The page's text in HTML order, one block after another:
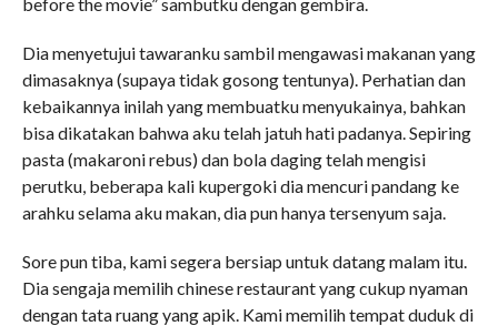
Dia menyetujui tawaranku sambil mengawasi makanan yang
dimasaknya (supaya tidak gosong tentunya). Perhatian dan
kebaikannya inilah yang membuatku menyukainya, bahkan
bisa dikatakan bahwa aku telah jatuh hati padanya. Sepiring
pasta (makaroni rebus) dan bola daging telah mengisi
perutku, beberapa kali kupergoki dia mencuri pandang ke
arahku selama aku makan, dia pun hanya tersenyum saja.
Sore pun tiba, kami segera bersiap untuk datang malam itu.
Dia sengaja memilih chinese restaurant yang cukup nyaman
dengan tata ruang yang apik. Kami memilih tempat duduk di